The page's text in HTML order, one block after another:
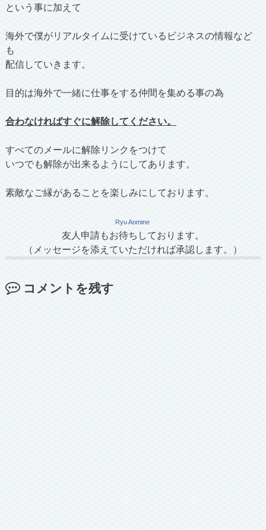
という事に加えて
海外で僕がリアルタイムに受けているビジネスの情報など
も
配信していきます。
目的は海外で一緒に仕事をする仲間を集める事の為
合わなければすぐに解除してください。
すべてのメールに解除リンクをつけて
いつでも解除が出来るようにしてあります。
素敵なご縁があることを楽しみにしております。
Ryu Aomine
友人申請もお待ちしております。
（メッセージを添えていただければ承認します。）
コメントを残す